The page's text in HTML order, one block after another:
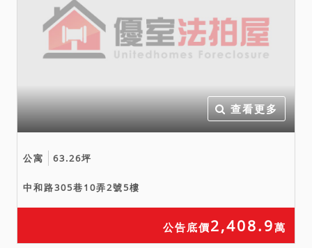
查看更多
公寓 63.26坪
中和路305巷10弄2號5樓
公告底價2,408.9萬